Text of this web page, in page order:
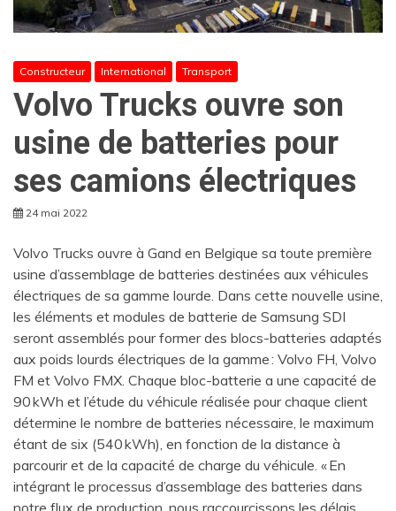
Constructeur International Transport
Volvo Trucks ouvre son
usine de batteries pour
ses camions électriques
24 mai 2022
Volvo Trucks ouvre à Gand en Belgique sa toute première
usine d’assemblage de batteries destinées aux véhicules
électriques de sa gamme lourde. Dans cette nouvelle usine,
les éléments et modules de batterie de Samsung SDI
seront assemblés pour former des blocs-batteries adaptés
aux poids lourds électriques de la gamme : Volvo FH, Volvo
FM et Volvo FMX. Chaque bloc-batterie a une capacité de
90 kWh et l’étude du véhicule réalisée pour chaque client
détermine le nombre de batteries nécessaire, le maximum
étant de six (540 kWh), en fonction de la distance à
parcourir et de la capacité de charge du véhicule. « En
intégrant le processus d’assemblage des batteries dans
notre flux de production, nous raccourcissons les délais